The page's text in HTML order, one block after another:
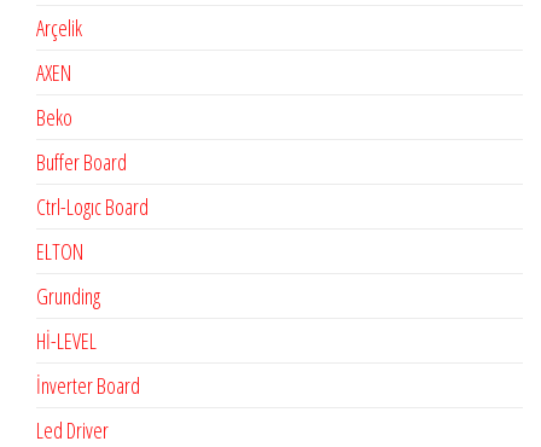
Arçelik
AXEN
Beko
Buffer Board
Ctrl-Logıc Board
ELTON
Grunding
Hİ-LEVEL
İnverter Board
Led Driver